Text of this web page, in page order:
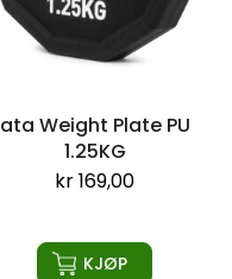
ata Weight Plate PU
1.25KG
kr169,00
KJØP